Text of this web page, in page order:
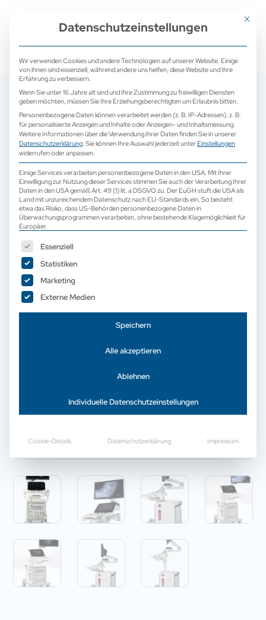
Mit
Datenschutzeinstellungen
Wir verwenden Cookies und andere Technologien auf unserer Website. Einige
von ihnen sind essenziell, während andere uns helfen, diese Website und Ihre
Erfahrung zu verbessern.
Wenn Sie unter 16 Jahre alt sind und Ihre Zustimmung zu freiwilligen Diensten
geben möchten, müssen Sie Ihre Erziehungsberechtigten um Erlaubnis bitten.
Personenbezogene Daten können verarbeitet werden (z. B. IP-Adressen), z. B.
für personalisierte Anzeigen und Inhalte oder Anzeigen- und Inhaltsmessung.
Weitere Informationen über die Verwendung Ihrer Daten finden Sie in unserer
Datenschutzerklärung. Sie können Ihre Auswahl jederzeit unterEinstellungen
widerrufen oder anpassen.
Einige Services verarbeiten personenbezogene Daten in den USA. Mit Ihrer
Einwilligung zur Nutzung dieser Services stimmen Sie auch der Verarbeitung Ihrer
Daten in den USA gemäß Art. 49 (1) lit. a DSGVO zu. Der EuGH stuft die USA als
Land mit unzureichendem Datenschutz nach EU-Standards ein. So besteht
etwa das Risiko, dass US-Behörden personenbezogene Daten in
Überwachungsprogrammen verarbeiten, ohne bestehende Klagemöglichkeit für
Europäer.
Es folgt eine Liste der Service-Gruppen, für die eine
Essenziell
Statistiken
Marketing
Externe Medien
Speichern
Alle akzeptieren
Ablehnen
Individuelle Datenschutzeinstellungen
Cookie-Details Datenschutzerklärung Impressum